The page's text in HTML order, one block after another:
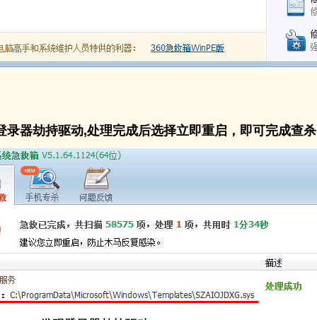
录器劫持驱动,处理完成后选择立即重启，即可完成查